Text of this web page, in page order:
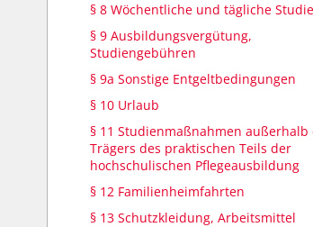
§ 8 Wöchentliche und tägliche
§ 9 Ausbildungsvergütung,
Studiengebühren
§ 9a Sonstige Entgeltbedingungen
§ 10 Urlaub
§ 11 Studienmaßnahmen außerhalb
Trägers des praktischen Teils der
hochschulischen Pflegeausbildung
§ 12 Familienheimfahrten
§ 13 Schutzkleidung, Arbeitsmittel